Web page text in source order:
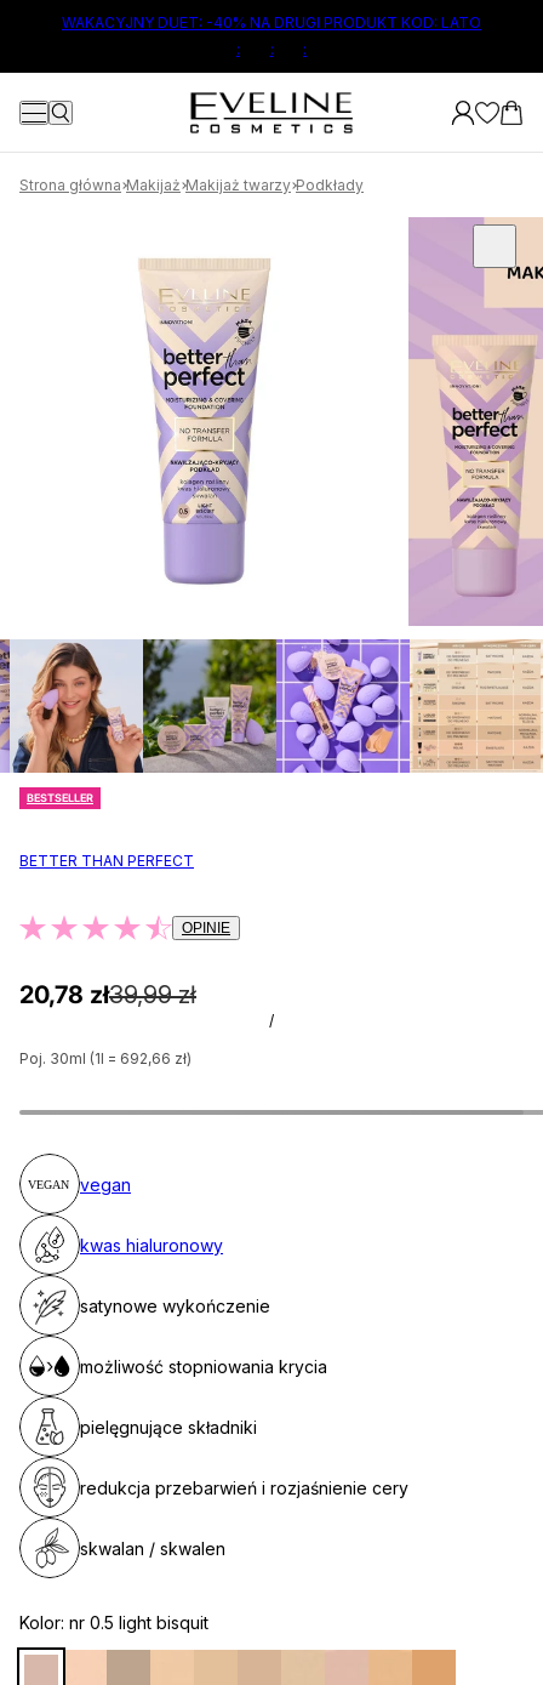
TREŚCI
WAKACYJNY DUET: -40% NA DRUGI PRODUKT KOD: LATO
:
: :
Strona główna Makijaż Makijaż twarzy Podkłady
BESTSELLER
BETTER THAN PERFECT
OPINIE
20,78 zł39,99 zł
/
Poj. 30ml (1l = 692,66 zł)
kwas hialuronowy
możliwość stopniowania krycia
pielęgnujące składniki
redukcja przebarwień i rozjaśnienie cery
satynowe wykończenie
skwalan / skwalen
vegan
Kolor: nr 0.5 light bisquit